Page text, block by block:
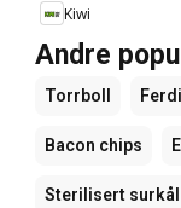
Kiwi
Andre
Torrboll
Bacon chips
Sterilisert surkål